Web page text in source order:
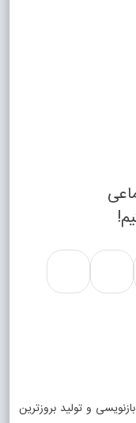
و تولید بروزترین